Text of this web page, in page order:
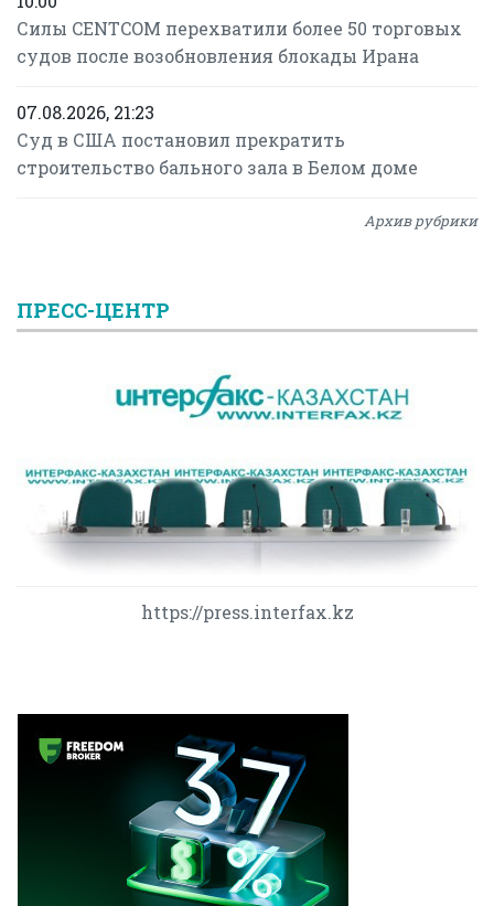
Силы CENTCOM перехватили более 50 торговых
судов после возобновления блокады Ирана
07.08.2026, 21:23
Суд в США постановил прекратить
строительство бального зала в Белом доме
Архив рубрики
ПРЕСС-ЦЕНТР
https://press.interfax.kz